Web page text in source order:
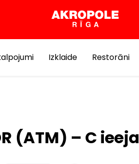
Izklaide Restorāni
(ATM) – C ieeja